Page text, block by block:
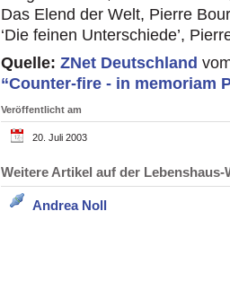
Das Elend der Welt, Pierre
‘Die feinen Unterschiede’,
Quelle: ZNet Deutschland
“Counter-fire - in memoriam
Veröffentlicht am
20. Juli 2003
Weitere Artikel auf der
Andrea Noll